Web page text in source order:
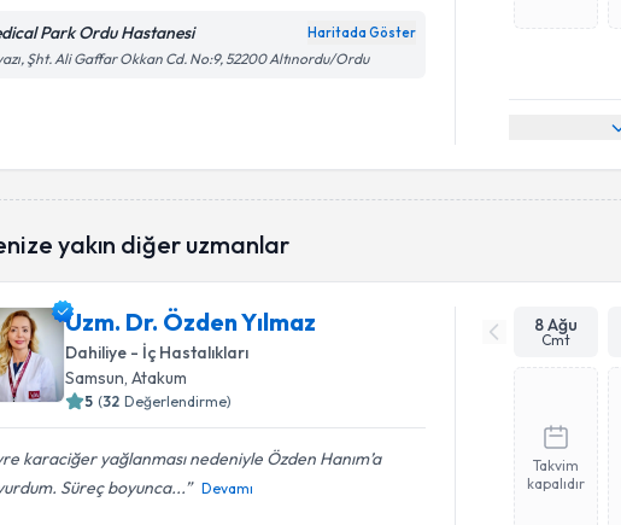
Park Ordu Hastanesi Haritada Göster
Şht. Ali Gaffar Okkan Cd. No:9, 52200 Altınordu/Ordu
yakın diğer uzmanlar
Uzm. Dr. Özden Yılmaz
Dahiliye - İç Hastalıkları
Samsun , Atakum
5 (32 Değerlendirme)
karaciğer yağlanması nedeniyle Özden Hanım’a
Süreç boyunca...
Devamı
8 Ağu
Cmt
Takvim
kapalıdır